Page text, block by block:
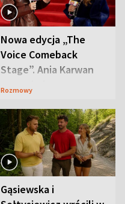
Nowa edycja „The
Voice Comeback
Stage”. Ania Karwan
zapowiada
Rozmowy
Gąsiewska i